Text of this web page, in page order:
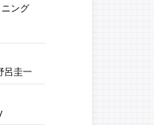
ング
呂圭一